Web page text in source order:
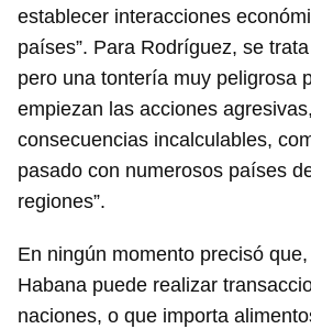
establecer interacciones
países”. Para Rodríguez, se
pero una tontería muy peligrosa
empiezan las acciones
consecuencias incalculables,
pasado con numerosos países
regiones”.
En ningún momento precisó
Habana puede realizar
naciones, o que importa